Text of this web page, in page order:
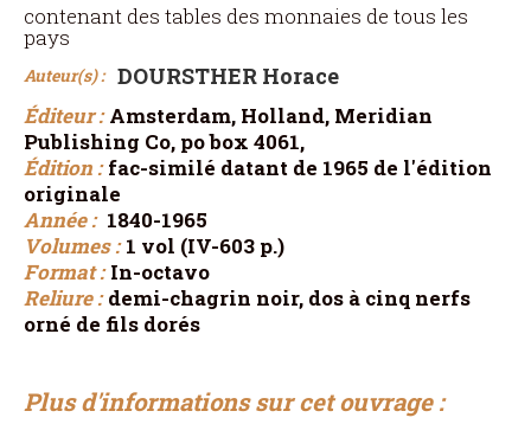
contenant des tables des monnaies de tous les
pays
Auteur(s) : DOURSTHER Horace
Éditeur :Amsterdam, Holland, Meridian
Publishing Co, po box 4061,
Édition :fac-similé datant de 1965 de l'édition
originale
Année :1840-1965
Volumes :1 vol (IV-603 p.)
Format :In-octavo
Reliure :demi-chagrin noir, dos à cinq nerfs
orné de fils dorés
Plus d'informations sur cet ouvrage :